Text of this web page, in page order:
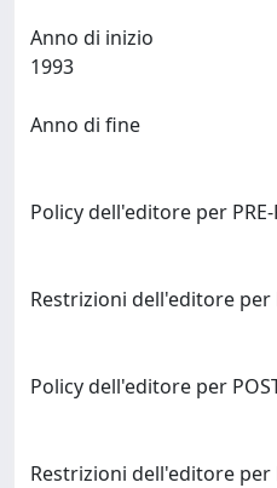
Anno di inizio
Anno di fine
Policy dell'editore per PRE-
Restrizioni dell'editore per
Policy dell'editore per
Restrizioni dell'editore per